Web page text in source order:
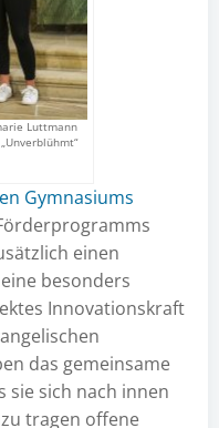
Luttmann
Gymnasiums
einen
besonders
Innovationskraft
das gemeinsame
sie sich nach innen
tragen offene